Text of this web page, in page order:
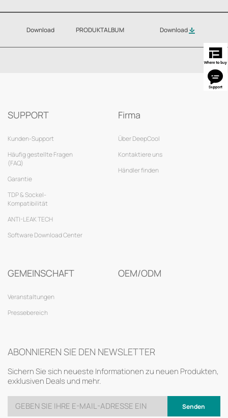
Download PRODUKTALBUM Download
SUPPORT
Kunden-Support
Häufig gestellte Fragen
(FAQ)
Garantie
TDP & Sockel-
Kompatibilität
ANTI-LEAK TECH
Software Download Center
Firma
Über DeepCool
Kontaktiere uns
Händler finden
GEMEINSCHAFT
Veranstaltungen
Pressebereich
OEM/ODM
ABONNIEREN SIE DEN NEWSLETTER
Sichern Sie sich neueste Informationen zu neuen Produkten,
exklusiven Deals und mehr.
Senden